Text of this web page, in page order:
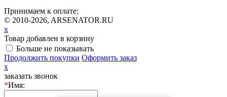
Принимаем к оплате:
© 2010-2026, ARSENATOR.RU
x
Товар добавлен в корзину
Больше не показывать
Продолжить покупки Оформить заказ
x
заказать звонок
*Имя: